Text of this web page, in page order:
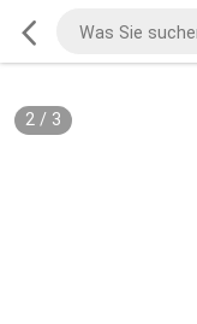
2/ 3